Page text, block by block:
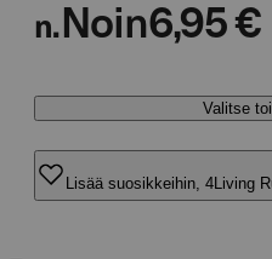
n. Noin6,95 €
Valitse
Lisää suosikkeihin, 4Living